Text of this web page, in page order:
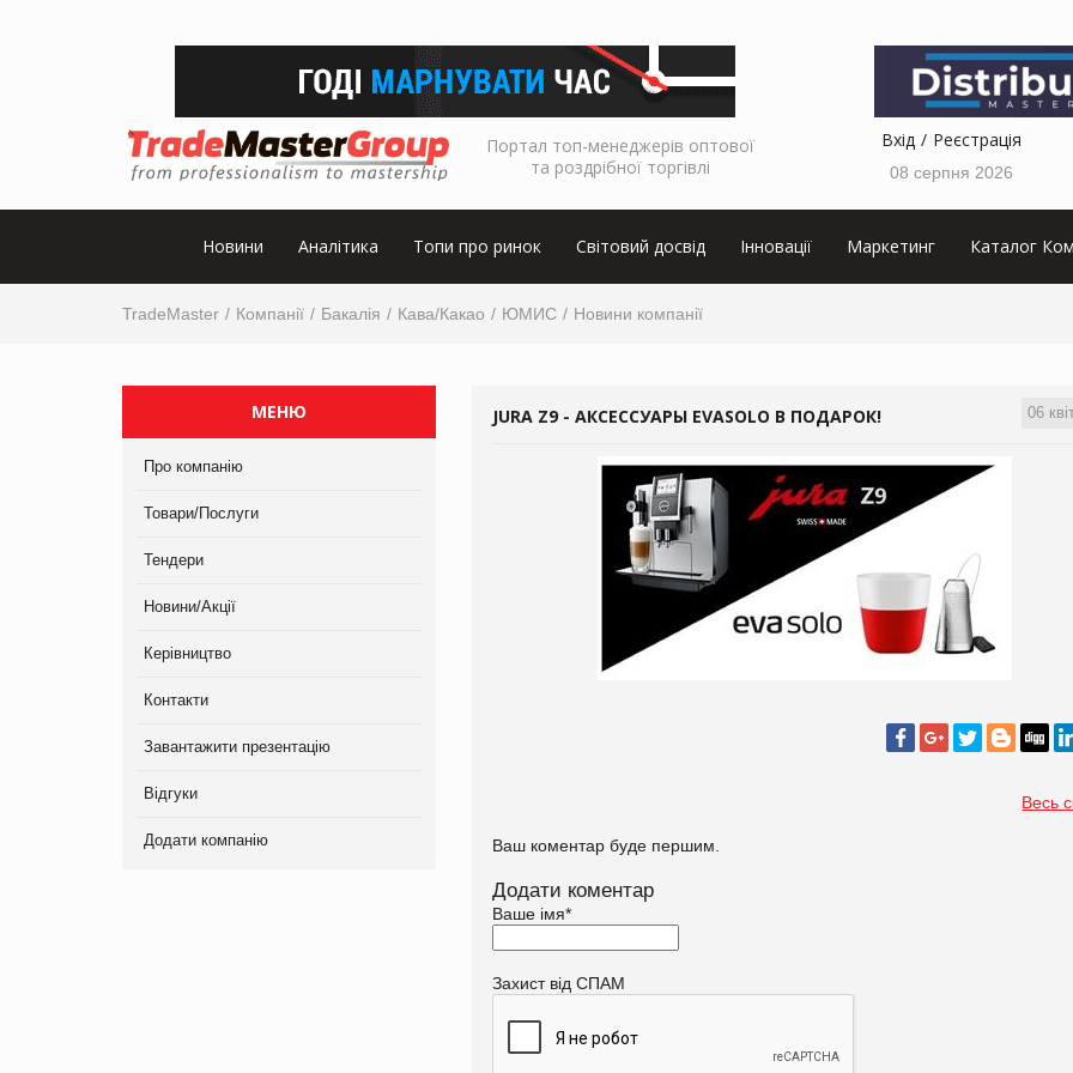
Портал топ-менеджерів оптової
та роздрібної торгівлі
Вхід Реєстрація
08 серпня 2026
Новини Аналітика Топи про ринок Світовий досвід Інновації Маркетинг Каталог
TradeMaster Компанії Бакалія Кава/Какао ЮМИС Новини компанії
МЕНЮ
Про компанію
Товари/Послуги
Тендери
Новини/Акції
Керівництво
Контакти
Завантажити презентацію
Відгуки
Додати компанію
06
JURA Z9 - АКСЕССУАРЫ EVASOLO В ПОДАРОК!
Весь
Ваш коментар буде першим.
Додати коментар
Ваше імя*
Захист від СПАМ